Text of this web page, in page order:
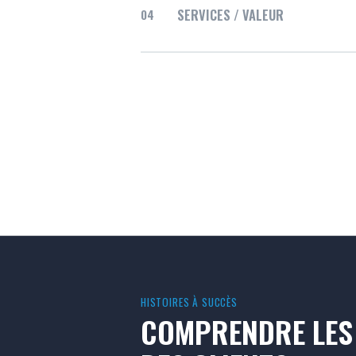
04 SERVICES / VALEUR
HISTOIRES À SUCCÈS
COMPRENDRE